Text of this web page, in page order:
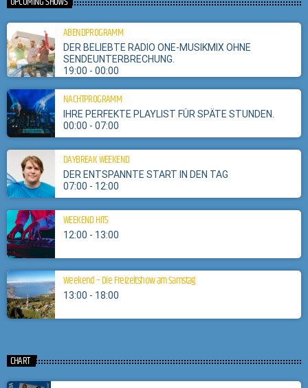
Kim Wilde präsentiert jeden Freitag ab 15h die besten Pop und Rock Songs
aus den 80ern.ABENDPROGRAMM
DER BELIEBTE RADIO ONE-MUSIKMIX OHNE
SENDEUNTERBRECHUNG.
19:00 - 00:00
NACHTPROGRAMM
IHRE PERFEKTE PLAYLIST FÜR SPÄTE STUNDEN.
00:00 - 07:00
DAYBREAK WEEKEND
DER ENTSPANNTE START IN DEN TAG
07:00 - 12:00
WEEKEND HITS
12:00 - 13:00
Weekend – Die Freizeitshow am Samstag
13:00 - 18:00
CHART